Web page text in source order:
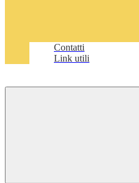
Contatti
Link utili